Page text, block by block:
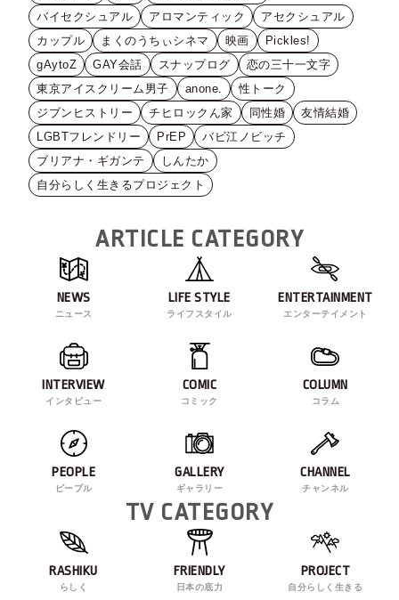
バイセクシュアル
アロマンティック
アセクシュアル
カップル
まくのうちぃシネマ 映画
Pickles!
gAytoZ
GAY会話 スナップログ
恋の三十一文字
東京アイスクリーム男子
anone.
性トーク
ジブンヒストリー
チヒロックん家 同性婚
友情結婚
LGBTフレンドリー
PrEP
バビ江ノビッチ
ブリアナ・ギガンテ
しんたか
自分らしく生きるプロジェクト
ARTICLE CATEGORY
NEWS
ニュース
LIFE STYLE
ライフスタイル
ENTERTAINMENT
エンターテイメント
INTERVIEW
インタビュー
COMIC
コミック
COLUMN
コラム
PEOPLE
ピープル
GALLERY
ギャラリー
CHANNEL
チャンネル
TV CATEGORY
RASHIKU
らしく
FRIENDLY
日本の底力
PROJECT
自分らしく生きる